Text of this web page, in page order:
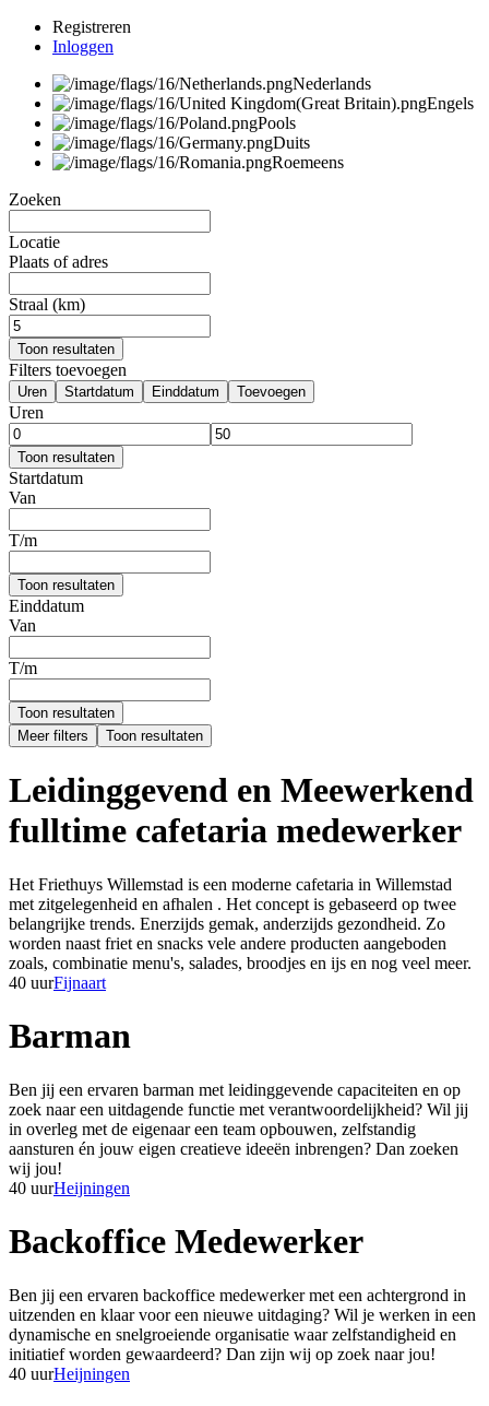
Registreren
Inloggen
Nederlands
Engels
Pools
Duits
Roemeens
Zoeken
Locatie
Plaats of adres
Straal (km)
Toon resultaten
Filters toevoegen
Uren Startdatum Einddatum Toevoegen
Uren
Toon resultaten
Startdatum
Van
T/m
Toon resultaten
Einddatum
Van
T/m
Toon resultaten
Meer filters
Toon resultaten
Leidinggevend en Meewerkend
fulltime cafetaria medewerker
Het Friethuys Willemstad is een moderne cafetaria in Willemstad
met zitgelegenheid en afhalen . Het concept is gebaseerd op twee
belangrijke trends. Enerzijds gemak, anderzijds gezondheid. Zo
worden naast friet en snacks vele andere producten aangeboden
zoals, combinatie menu's, salades, broodjes en ijs en nog veel meer.
40 uurFijnaart
Barman
Ben jij een ervaren barman met leidinggevende capaciteiten en op
zoek naar een uitdagende functie met verantwoordelijkheid? Wil jij
in overleg met de eigenaar een team opbouwen, zelfstandig
aansturen én jouw eigen creatieve ideeën inbrengen? Dan zoeken
wij jou!
40 uurHeijningen
Backoffice Medewerker
Ben jij een ervaren backoffice medewerker met een achtergrond in
uitzenden en klaar voor een nieuwe uitdaging? Wil je werken in een
dynamische en snelgroeiende organisatie waar zelfstandigheid en
initiatief worden gewaardeerd? Dan zijn wij op zoek naar jou!
40 uurHeijningen